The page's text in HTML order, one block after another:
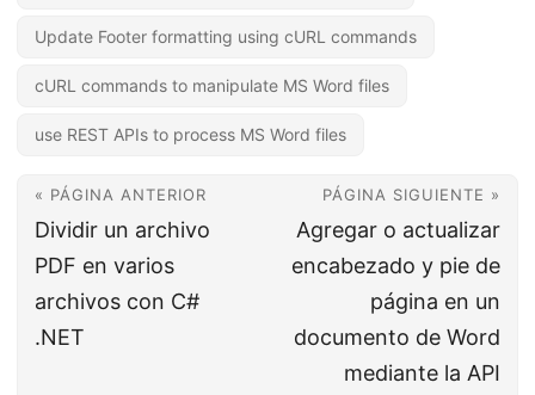
Update Footer formatting using cURL commands
cURL commands to manipulate MS Word files
use REST APIs to process MS Word files
« PÁGINA ANTERIOR
Dividir un archivo
PDF en varios
archivos con C#
.NET
PÁGINA SIGUIENTE »
Agregar o actualizar
encabezado y pie de
página en un
documento de Word
mediante la API